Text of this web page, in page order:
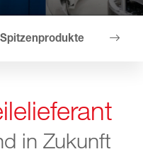
Spitzenprodukte
in Zukunft